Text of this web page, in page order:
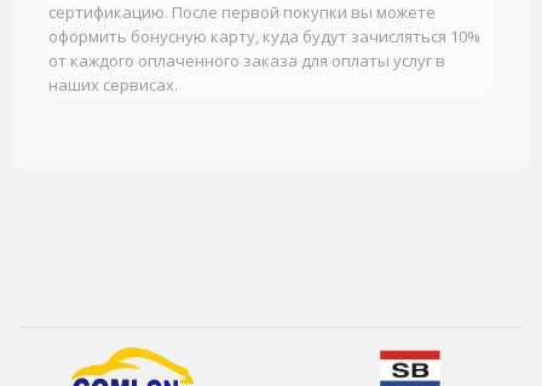
сертификацию. После первой покупки вы можете
оформить бонусную карту, куда будут зачисляться 10%
от каждого оплаченного заказа для оплаты услуг в
наших сервисах.